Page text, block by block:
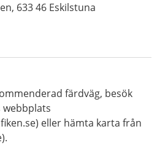
633 46 Eskilstuna
färdväg, besök
eller hämta karta från